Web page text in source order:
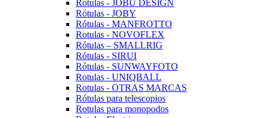
Rótulas - JOBU DESIGN
Rótulas - JOBY
Rótulas - MANFROTTO
Rotulas - NOVOFLEX
Rótulas – SMALLRIG
Rótulas - SIRUI
Rótulas - SUNWAYFOTO
Rotulas - UNIQBALL
Rotulas - OTRAS MARCAS
Rótulas para telescopios
Rotulas para monopodos